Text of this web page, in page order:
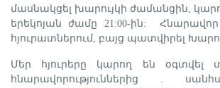
մասնակցել խարույկի ժամանցին,
երեկոյան ժամը 21:00-ին:
հյուրատներում, բայց պատվիրել
Մեր հյուրերը կարող են օգտվել
հնարավորություններից .